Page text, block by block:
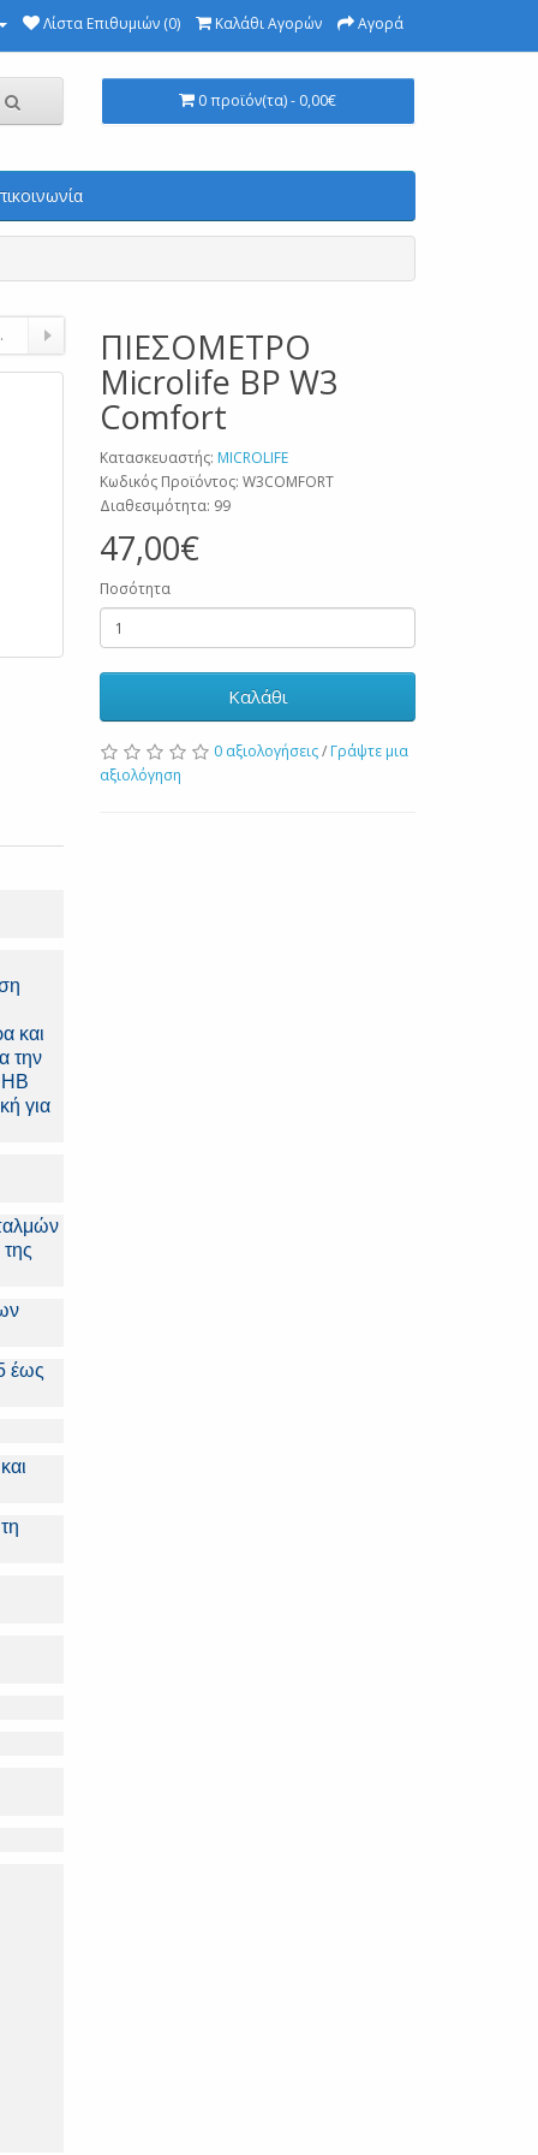
Λίστα Επιθυμιών (0) Καλάθι Αγορών Αγορά
0 προϊόν(τα) - 0,00€
και
την
για
έως
ΠΙΕΣΟΜΕΤΡΟ
Microlife BP W3
Comfort
Κατασκευαστής: MICROLIFE
Κωδικός Προϊόντος: W3COMFORT
Διαθεσιμότητα: 99
47,00€
Ποσότητα
Καλάθι
0 αξιολογήσεις/ Γράψτε μια
αξιολόγηση